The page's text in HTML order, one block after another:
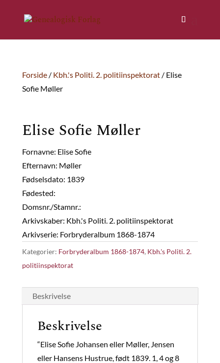
Forside/ Kbh.'s Politi. 2. politiinspektorat/ Elise
Sofie Møller
Elise Sofie Møller
Fornavne: Elise Sofie
Efternavn: Møller
Fødselsdato: 1839
Fødested:
Domsnr./Stamnr.:
Arkivskaber: Kbh.'s Politi. 2. politiinspektorat
Arkivserie: Forbryderalbum 1868-1874
Kategorier: Forbryderalbum 1868-1874, Kbh.'s Politi. 2.
politiinspektorat
Beskrivelse
Beskrivelse
“Elise Sofie Johansen eller Møller, Jensen
eller Hansens Hustrue, født 1839. 1, 4 og 8